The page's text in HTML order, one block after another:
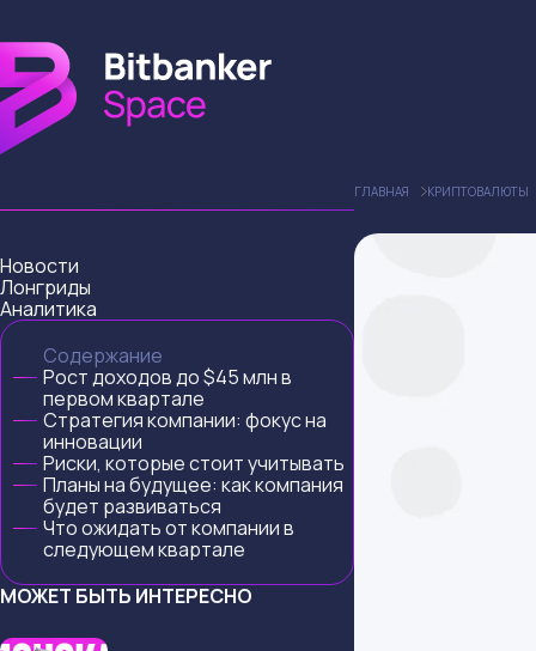
Новости
Лонгриды
Аналитика
Содержание
Рост доходов до $45 млн в
первом квартале
Стратегия компании: фокус на
инновации
Риски, которые стоит учитывать
Планы на будущее: как компания
будет развиваться
Что ожидать от компании в
следующем квартале
МОЖЕТ БЫТЬ ИНТЕРЕСНО
ГЛАВНАЯ КРИПТОВАЛЮТЫ